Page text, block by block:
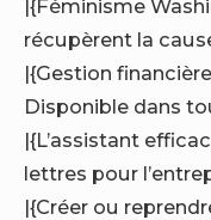
|{Féminisme
récupèrent la
|{Gestion
Disponible dans
|{L’assistant
lettres pour
|{Créer ou